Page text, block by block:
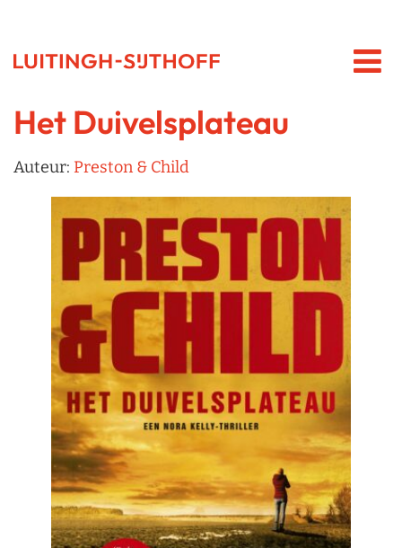
Het Duivelsplateau
Auteur: Preston & Child